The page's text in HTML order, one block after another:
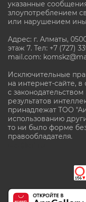
указанные
злоупотреблением
или нарушением
Адрес: г. Алматы,
этаж 7. Тел: +7 (727)
mail.com:
Исключительные
на интернет-сайте, в
с
результатов
принадлежат ТОО
использованию
то ни было форме
правообладателя.